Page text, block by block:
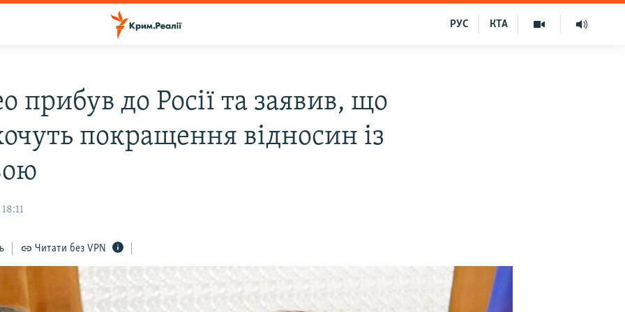
КТА
РУС
прибув до Росії та заявив, що
покращення відносин із
Читати без VPN